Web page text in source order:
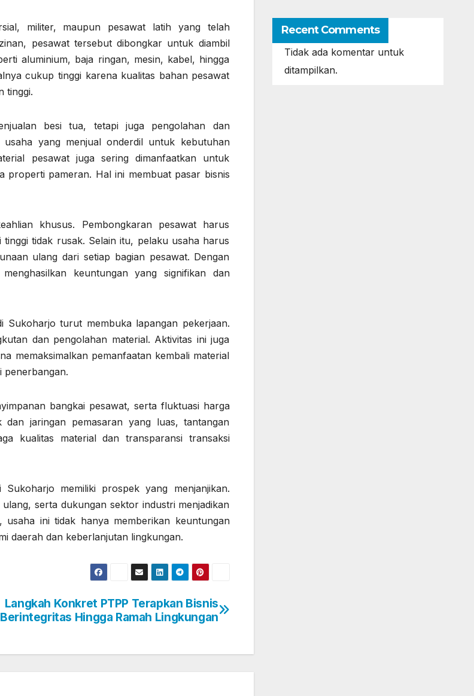
militer, maupun pesawat latih yang telah
pesawat tersebut dibongkar untuk diambil
aluminium, baja ringan, mesin, kabel, hingga
cukup tinggi karena kualitas bahan pesawat
tinggi.
besi tua, tetapi juga pengolahan dan
yang menjual onderdil untuk kebutuhan
pesawat juga sering dimanfaatkan untuk
pameran. Hal ini membuat pasar bisnis
khusus. Pembongkaran pesawat harus
tidak rusak. Selain itu, pelaku usaha harus
ulang dari setiap bagian pesawat. Dengan
keuntungan yang signifikan dan
Sukoharjo turut membuka lapangan pekerjaan.
dan pengolahan material. Aktivitas ini juga
memaksimalkan pemanfaatan kembali material
penerbangan.
bangkai pesawat, serta fluktuasi harga
jaringan pemasaran yang luas, tantangan
kualitas material dan transparansi transaksi
memiliki prospek yang menjanjikan.
serta dukungan sektor industri menjadikan
ini tidak hanya memberikan keuntungan
daerah dan keberlanjutan lingkungan.
Langkah Konkret PTPP Terapkan Bisnis
Berintegritas Hingga Ramah Lingkungan
Recent Comments
Tidak ada komentar untuk
ditampilkan.